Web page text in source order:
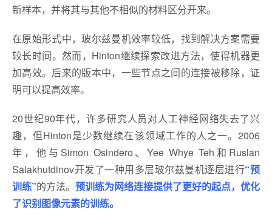
新样本，并将其与其他不相似的材料区分开来。
在原始形式中，玻尔兹曼机效率较低，找到解决方案需要
较长时间。然而，Hinton继续探索改进方法，使得机器更
加高效。后来的版本中，一些节点之间的连接被移除，证
明可以提高效率。
20世纪90年代，许多研究人员对人工神经网络失去了兴
趣，但Hinton是少数继续在该领域工作的人之一。2006
年，他与Simon Osindero、Yee Whye Teh和Ruslan
Salakhutdinov开发了一种用多层玻尔兹曼机逐层进行“预
训练”的方法。 预训练为网络连接提供了更好的起点，优化
了识别图像元素的训练。